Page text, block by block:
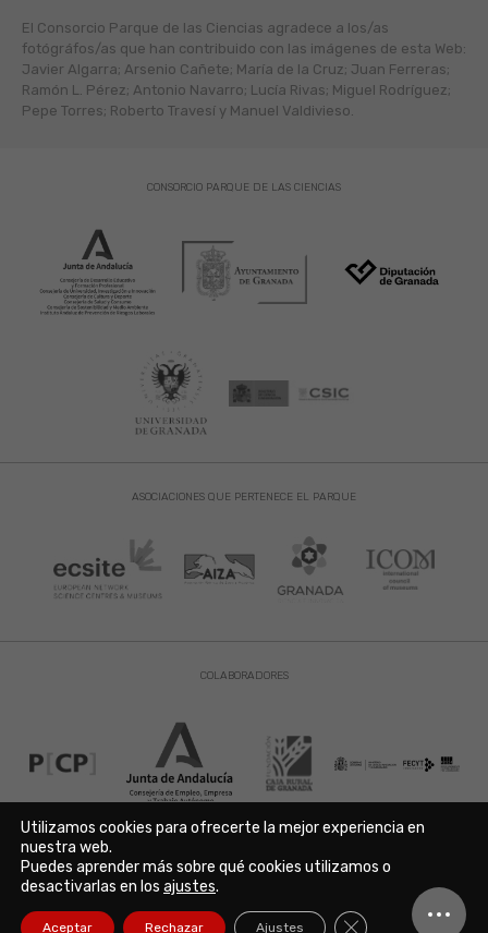
El Consorcio Parque de las Ciencias agradece a los/as
fotógráfos/as que han contribuido con las imágenes de esta Web:
Javier Algarra; Arsenio Cañete; María de la Cruz; Juan Ferreras;
Ramón L. Pérez; Antonio Navarro; Lucía Rivas; Miguel Rodríguez;
Pepe Torres; Roberto Travesí y Manuel Valdivieso.
ASOCIACIONES QUE PERTENECE EL PARQUE
CONSORCIO PARQUE DE LAS CIENCIAS
COLABORADORES
Aviso Legal | Política de Privacidad | Política de Cookies
Copyright © 2021. Parque de las Ciencias. Avda. de la Ciencia s/n
18006 Granada. España. Telf.: 958 131 900. Todos los derechos
Utilizamos cookies para ofrecerte la mejor experiencia en
nuestra web.
Puedes aprender más sobre qué cookies utilizamos o
desactivarlas en los ajustes.
Aceptar Rechazar Ajustes Cerrar el banner de